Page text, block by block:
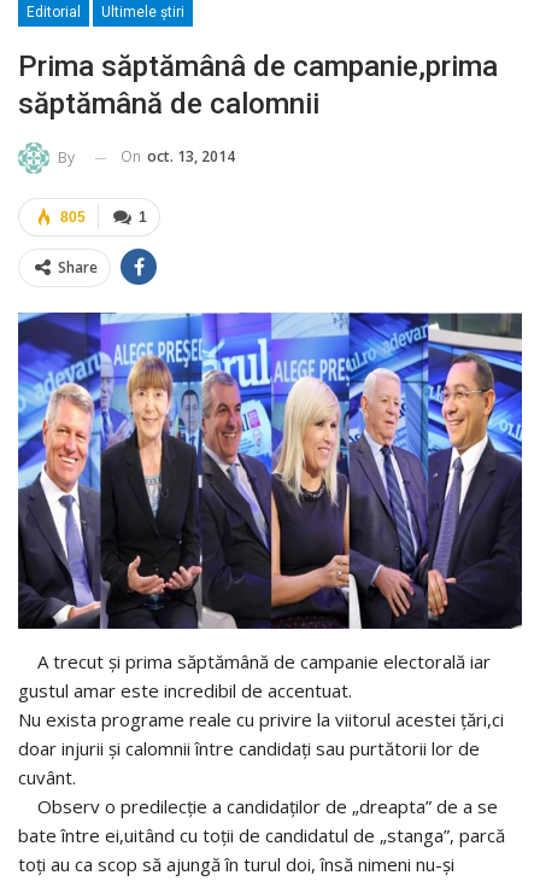
Editorial Ultimele ştiri
Prima săptămânâ de campanie,prima
săptămână de calomnii
By On oct. 13, 2014
1
805
Share
A trecut și prima săptămână de campanie electorală iar
gustul amar este incredibil de accentuat.
Nu exista programe reale cu privire la viitorul acestei țări,ci
doar injurii și calomnii între candidați sau purtătorii lor de
cuvânt.
Observ o predilecție a candidaților de „dreapta” de a se
bate între ei,uitând cu toții de candidatul de „stanga”, parcă
toți au ca scop să ajungă în turul doi, însă nimeni nu-și